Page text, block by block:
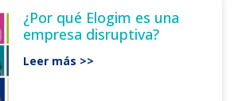
¿Por qué Elogim es una
empresa disruptiva?
Leer más >>